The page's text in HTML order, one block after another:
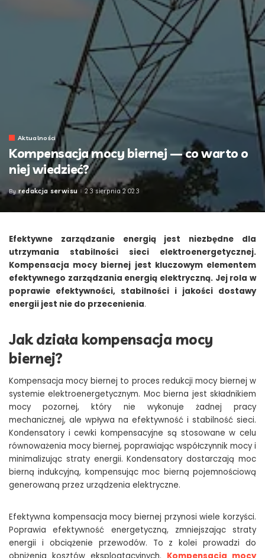
Aktualności
Kompensacja mocy biernej — co warto o
niej wiedzieć?
Posted
by
By redakcja serwisu 23 sierpnia 2023
Efektywne zarządzanie energią jest niezbędne dla
utrzymania stabilności sieci elektroenergetycznej.
Kompensacja mocy biernej jest kluczowym elementem
efektywnego zarządzania energią elektryczną. Jej rola w
poprawie efektywności, stabilności i jakości dostawy
energii jest nie do przecenienia.
Jak działa kompensacja mocy
biernej?
Kompensacja mocy biernej to proces redukcji mocy biernej w
systemie elektroenergetycznym. Moc bierna jest składnikiem
mocy pozornej, który nie wykonuje żadnej pracy
mechanicznej, ale wpływa na efektywność i stabilność sieci.
Kondensatory i cewki kompensacyjne są stosowane w celu
równoważenia mocy biernej, poprawiając współczynnik mocy i
minimalizując straty energii. Kondensatory dostarczają moc
bierną indukcyjną, kompensując moc bierną pojemnościową
generowaną przez urządzenia elektryczne.
Efektywna kompensacja mocy biernej przynosi wiele korzyści.
Poprawia efektywność energetyczną, zmniejszając straty
energii i obciążenie przewodów. To z kolei prowadzi do